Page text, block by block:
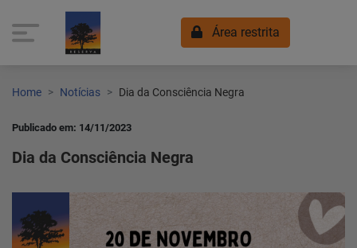
Área restrita
Home Notícias Dia da Consciência Negra
Publicado em: 14/11/2023
Dia da Consciência Negra